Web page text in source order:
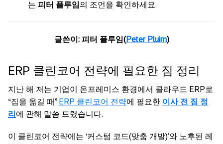
는 피터 플루임의 조언을 확인하세요.
글쓴이: 피터 플루임(Peter Pluim)
ERP 클린코어 전략에 필요한 짐 정리
지난 해 저는 기업이 온프레미스 환경에서 클라우드 ERP로
“집을 옮길 때” ERP 클린코어 전략에 필요한 이사 전 짐 정
리 에 관해 말씀 드렸습니다.
이 클린코어 전략에는 ‘커스텀 코드(맞춤 개발)’와 노후된 레